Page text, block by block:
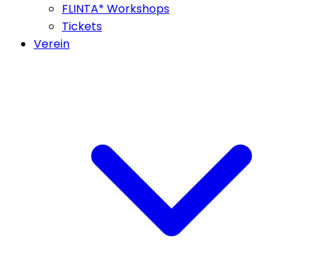
FLINTA* Workshops
Tickets
Verein